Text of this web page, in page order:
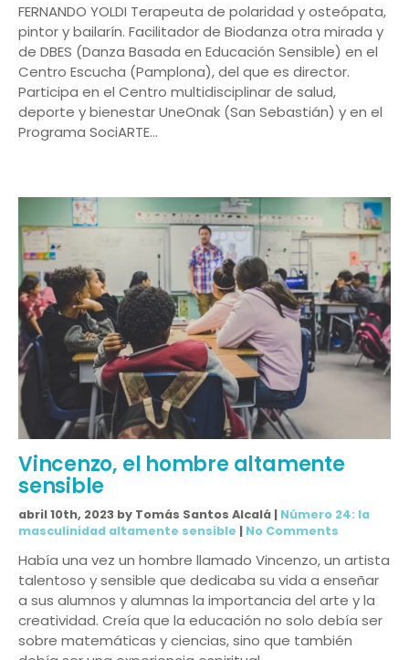
FERNANDO YOLDI Terapeuta de polaridad y osteópata,
pintor y bailarín. Facilitador de Biodanza otra mirada y
de DBES (Danza Basada en Educación Sensible) en el
Centro Escucha (Pamplona), del que es director.
Participa en el Centro multidisciplinar de salud,
deporte y bienestar UneOnak (San Sebastián) y en el
Programa SociARTE…
Vincenzo, el hombre altamente
sensible
abril 10th, 2023 by Tomás Santos Alcalá | Número 24: la
masculinidad altamente sensible | No Comments
Había una vez un hombre llamado Vincenzo, un artista
talentoso y sensible que dedicaba su vida a enseñar
a sus alumnos y alumnas la importancia del arte y la
creatividad. Creía que la educación no solo debía ser
sobre matemáticas y ciencias, sino que también